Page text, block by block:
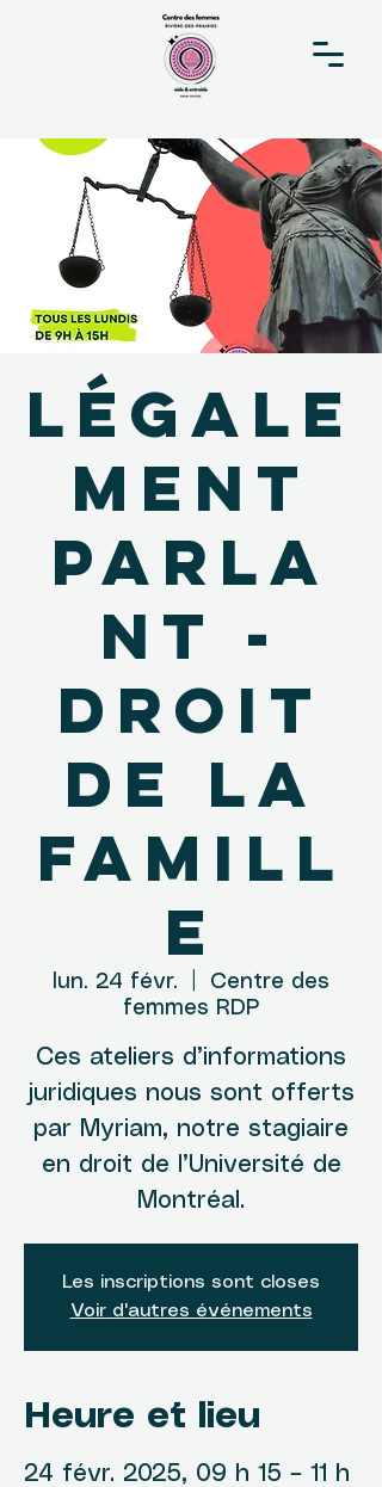
Légale
ment
parla
nt -
Droit
de la
famill
e
lun. 24 févr.
Centre des
femmes RDP
Ces ateliers d’informations
juridiques nous sont offerts
par Myriam, notre stagiaire
en droit de l’Université de
Montréal.
Les inscriptions sont closes
Voir d'autres événements
Heure et lieu
24 févr. 2025, 09 h 15 – 11 h